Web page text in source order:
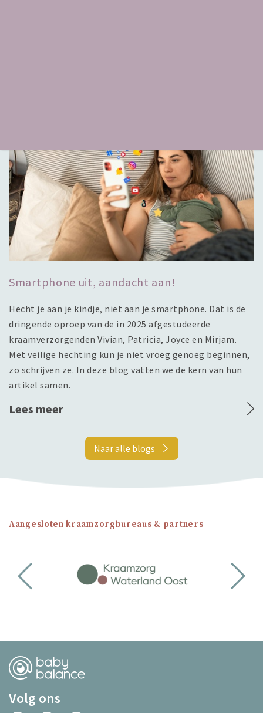
Smartphone uit, aandacht aan!
Hecht je aan je kindje, niet aan je smartphone. Dat is de
dringende oproep van de in 2025 afgestudeerde
kraamverzorgenden Vivian, Patricia, Joyce en Mirjam.
Met veilige hechting kun je niet vroeg genoeg beginnen,
zo schrijven ze. In deze blog vatten we de kern van hun
artikel samen.
Lees meer
Naar alle blogs
Aangesloten kraamzorgbureaus & partners
Volg ons